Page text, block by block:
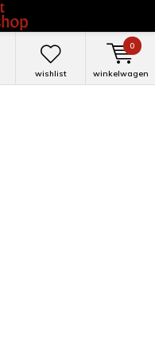
wishlist winkelwagen
0